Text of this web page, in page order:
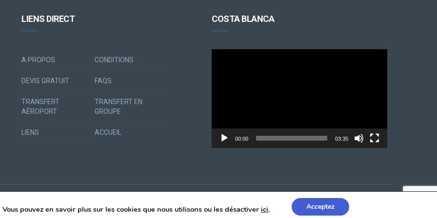
LIENS DIRECT
A PROPOS CONDITIONS
DEVIS GRATUIT FAQS
TRANSFERT
AÉROPORT
TRANSFERT EN
GROUPE
LIENS ACCUEIL
COSTA BLANCA
00:00 03:35
pouvez en savoir plus sur les cookies que nous utilisons ou les désactiverici. Acceptez